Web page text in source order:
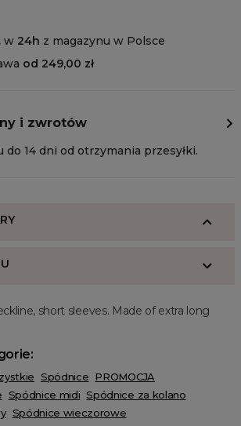
w 24h z magazynu w Polsce
od 249,00 zł
i zwrotów
14 dni od otrzymania przesyłki.
short sleeves. Made of extra long
Spódnice PROMOCJA
Spódnice midi Spódnice za kolano
Spódnice wieczorowe